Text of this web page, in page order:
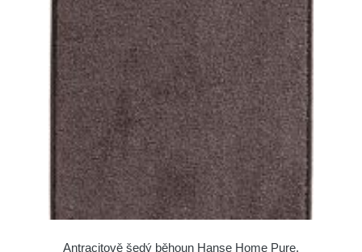
Antracitově šedý běhoun Hanse Home Pure,